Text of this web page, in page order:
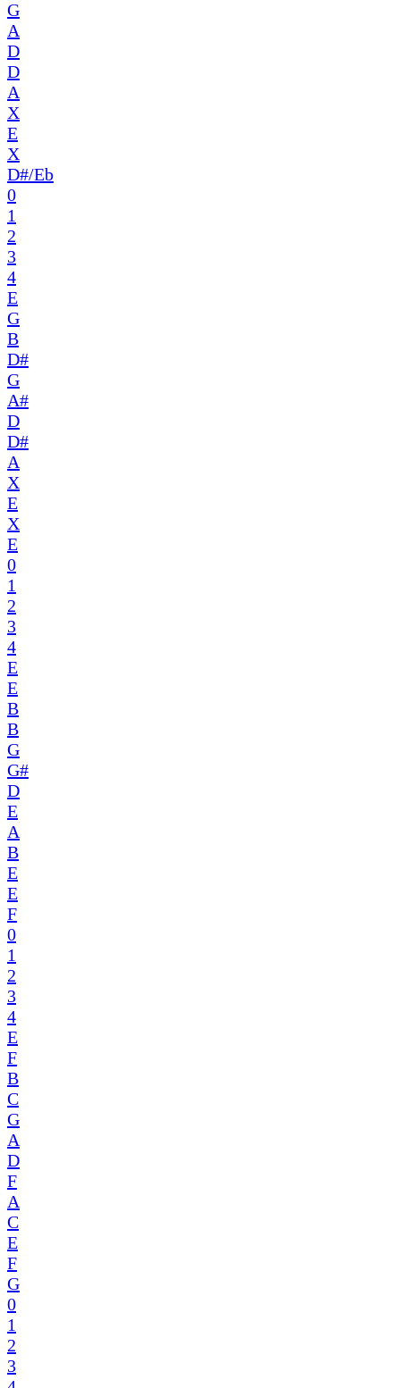
G
A
D
D
A
X
E
X
D#/Eb
0
1
2
3
4
E
G
B
D#
G
A#
D
D#
A
X
E
X
E
0
1
2
3
4
E
E
B
B
G
G#
D
E
A
B
E
E
F
0
1
2
3
4
E
F
B
C
G
A
D
F
A
C
E
F
G
0
1
2
3